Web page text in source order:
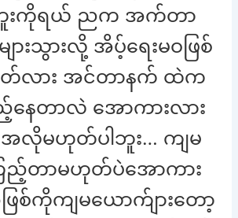
ဘူးကိုရယ် ညက အက်တာ
ားသွားလို့ အိပ့်ရေးမဝဖြစ်
တ်လား အင်တာနက် ထဲက
ေတာလဲ အောကားလား
လိုမဟုတ်ပါဘူး… ကျမ
ည့်တာမဟုတ်ပဲအောကား
စ်ကိုကျမယောက်ျားတော့